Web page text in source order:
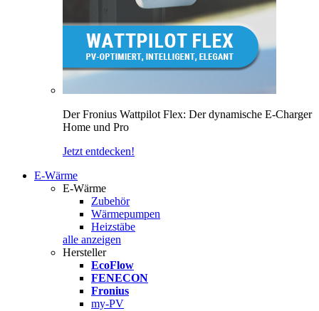
Der Fronius Wattpilot Flex: Der dynamische E-Charger
Home und Pro
Jetzt entdecken!
E-Wärme
E-Wärme
Zubehör
Wärmepumpen
Heizstäbe
alle anzeigen
Hersteller
EcoFlow
FENECON
Fronius
my-PV